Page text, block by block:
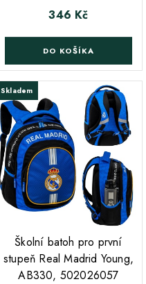
Cena
346 Kč
DO KOŠÍKA
Skladem
Školní batoh pro první
stupeň Real Madrid Young,
AB330, 502026057